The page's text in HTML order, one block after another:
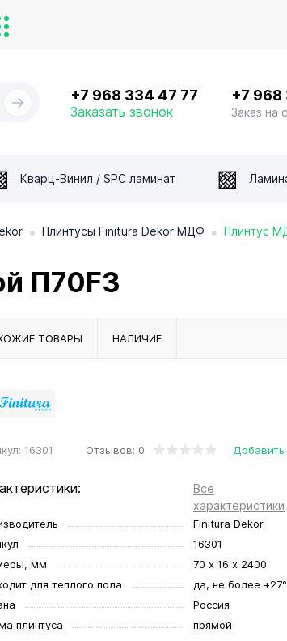
+7 968 334 47 77
Заказать звонок
+7 968
Заказ на
Кварц-Винил / SPC ламинат
• Плинтусы Finitura Dekor МДФ • Плинтус
П70F3
ТОВАРЫ НАЛИЧИЕ
Отзывов: 0 Добавить
16301
Все
характеристики
Finitura Dekor
16301
мм
70 х 16 х 2400
для теплого пола
да, не более
Россия
плинтуса
прямой